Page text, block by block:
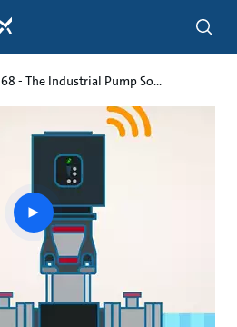
68 - The Industrial Pump So...
Play
video